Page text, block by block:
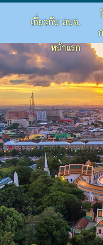
เกี่ยวกับ อบจ.
หน้าแรก
พตำบลในสังกัด
ะจำปี รอบ 6 เดือน
ะจำปี
างหรือการจัดหาพัสดุ
าพัสดุรายเดือน
จัดหาพัสดุประจำปี
ยากรบุคคลประจำปี
ล
Policy จากการปฏิ
ปร่งใสภายในหน่วยง
มคุณธรรมและความโ
รทุจริต